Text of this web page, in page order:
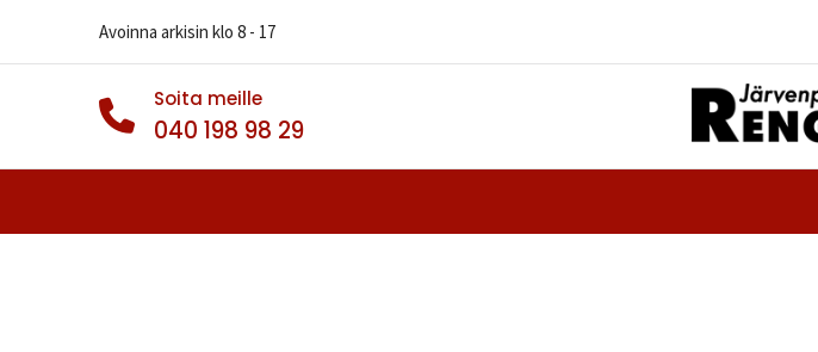
Avoinna arkisin klo 8 - 17
Soita meille
040 198 98 29